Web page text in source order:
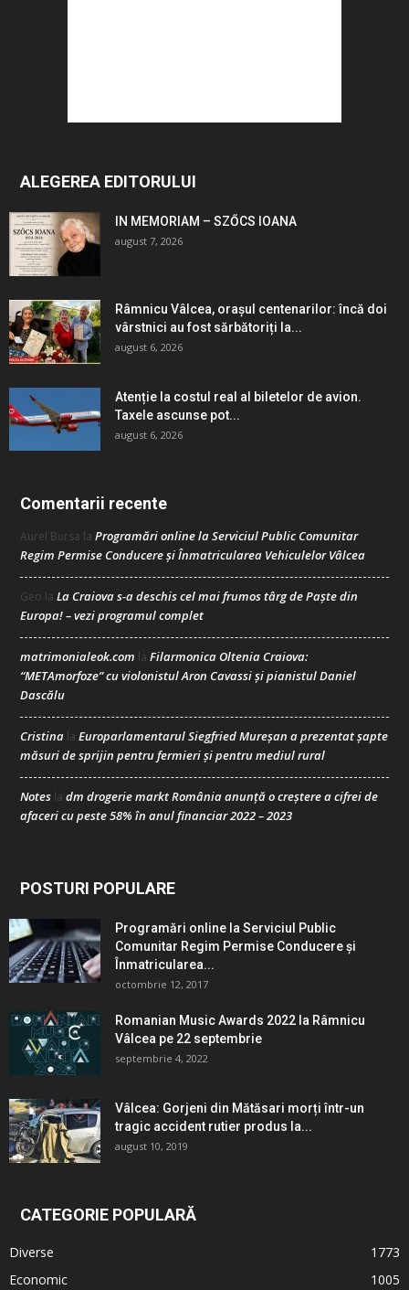
ALEGEREA EDITORULUI
IN MEMORIAM – SZŐCS IOANA
august 7, 2026
Râmnicu Vâlcea, orașul centenarilor: încă doi
vârstnici au fost sărbătoriți la...
august 6, 2026
Atenție la costul real al biletelor de avion.
Taxele ascunse pot...
august 6, 2026
Comentarii recente
Aurel Bursa la Programări online la Serviciul Public Comunitar
Regim Permise Conducere şi Înmatricularea Vehiculelor Vâlcea
Geo la La Craiova s-a deschis cel mai frumos târg de Paște din
Europa! – vezi programul complet
matrimonialeok.com la Filarmonica Oltenia Craiova:
“METAmorfoze” cu violonistul Aron Cavassi și pianistul Daniel
Dascălu
Cristina la Europarlamentarul Siegfried Mureșan a prezentat șapte
măsuri de sprijin pentru fermieri și pentru mediul rural
Notes la dm drogerie markt România anunță o creștere a cifrei de
afaceri cu peste 58% în anul financiar 2022 – 2023
POSTURI POPULARE
Programări online la Serviciul Public
Comunitar Regim Permise Conducere şi
Înmatricularea...
octombrie 12, 2017
Romanian Music Awards 2022 la Râmnicu
Vâlcea pe 22 septembrie
septembrie 4, 2022
Vâlcea: Gorjeni din Mătăsari morți într-un
tragic accident rutier produs la...
august 10, 2019
CATEGORIE POPULARĂ
Diverse
1773
Economic
1005